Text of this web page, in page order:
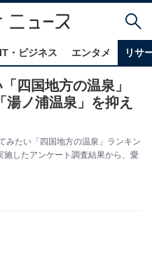
IT・ビジネス エンタメ リサ
四国地方の温泉」
湯ノ浦温泉」を抑え
みたい「四国地方の温泉」ランキン
施したアンケート調査結果から、愛